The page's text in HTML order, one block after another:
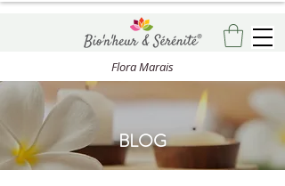
Flora Marais
BLOG